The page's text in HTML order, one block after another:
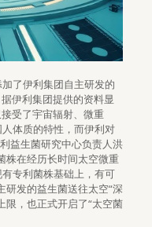
了伊利集团自主研发的
伊利集团提供的资料显
受了宇宙辐射、微重
体质的特性，而伊利对
益生菌研究中心负责人洪
株在经历长时间太空微重
专利菌株基础上，有可
研发的益生菌送往太空“深
限，也正式开启了“太空菌